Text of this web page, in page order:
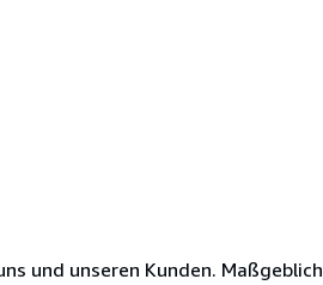
und unseren Kunden. Maßgeblich